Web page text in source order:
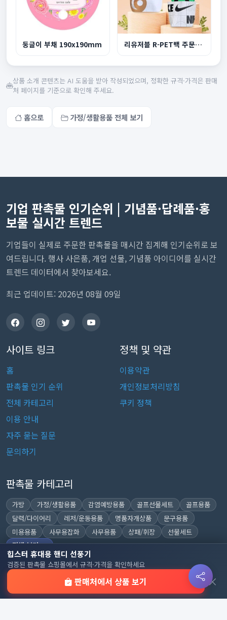
둥글이 부채 190x190mm 리유저블 R-PET백 주문제작 중형
상품 소개 콘텐츠는 AI 도움을 받아 작성되었으며, 정확한 규격·가격은 판매
처 페이지를 기준으로 확인해 주세요.
홈으로 가정/생활용품 전체 보기
힙스터 휴대용 핸디 선풍기
검증된 판촉물 쇼핑몰에서 규격·가격을 확인하세요
판매처에서 상품 보기 ×
기업 판촉물 인기순위 | 기념품·답례품·홍
보물 실시간 트렌드
기업들이 실제로 주문한 판촉물을 매시간 집계해 인기순위로 보
여드립니다. 행사 사은품, 개업 선물, 기념품 아이디어를 실시간
트렌드 데이터에서 찾아보세요.
최근 업데이트: 2026년 08월 09일
사이트 링크
홈
판촉물 인기 순위
전체 카테고리
이용 안내
자주 묻는 질문
문의하기
정책 및 약관
이용약관
개인정보처리방침
쿠키 정책
판촉물 카테고리
가방 가정/생활용품 감염예방용품 골프선물세트
골프용품
달력/다이어리
레저/운동용품 명품자개상품
문구용품
미용용품
사무용잡화 사무용품 상패/휘장
선물세트
전체 보기
© 2026 기업 판촉물 인기순위 | 기념품·답례품·홍보물 실시간 트
렌드, Powered by웹웍스. All rights reserved.